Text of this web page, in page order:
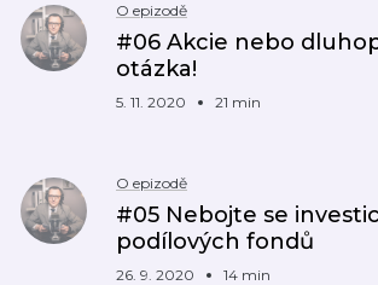
O epizodě
#06 Akcie nebo
otázka!
5. 11. 2020 21 min
O epizodě
#05 Nebojte se
podílových fondů
26. 9. 2020 14 min